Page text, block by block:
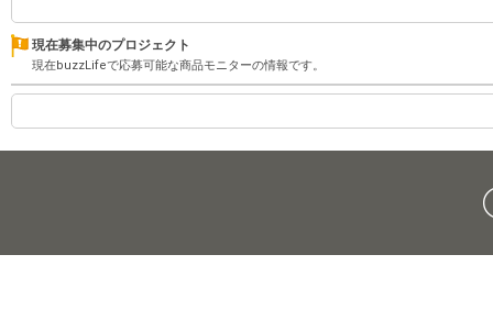
現在募集中のプロジェクト
現在buzzLifeで応募可能な商品モニターの情報です。